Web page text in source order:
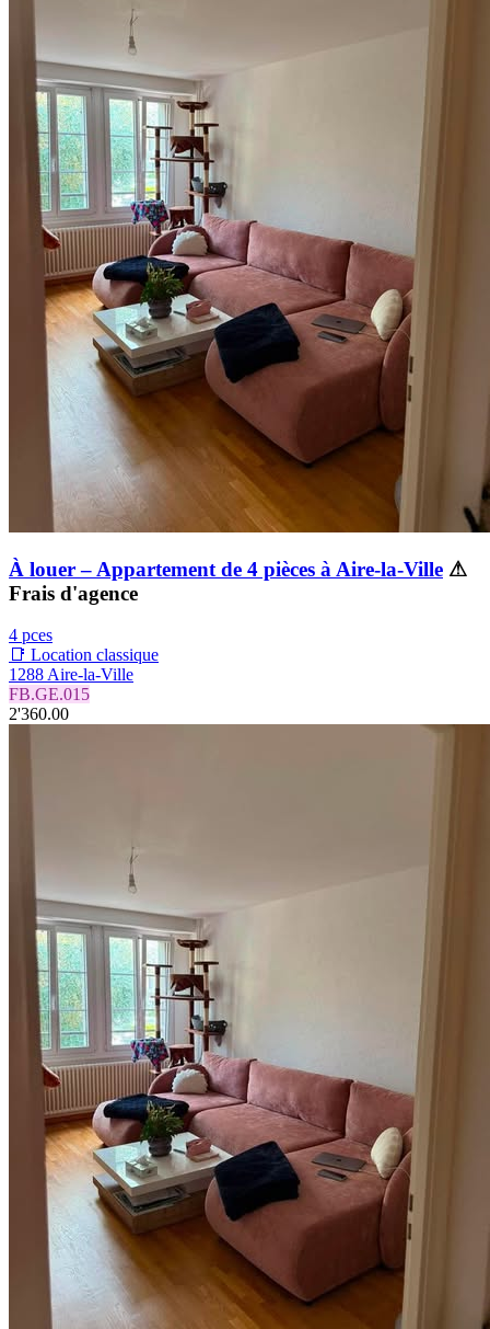
À louer – Appartement de 4 pièces à Aire-la-Ville ⚠
Frais d'agence
4 pces
📑 Location classique
1288 Aire-la-Ville
FB.GE.015
2'360.00